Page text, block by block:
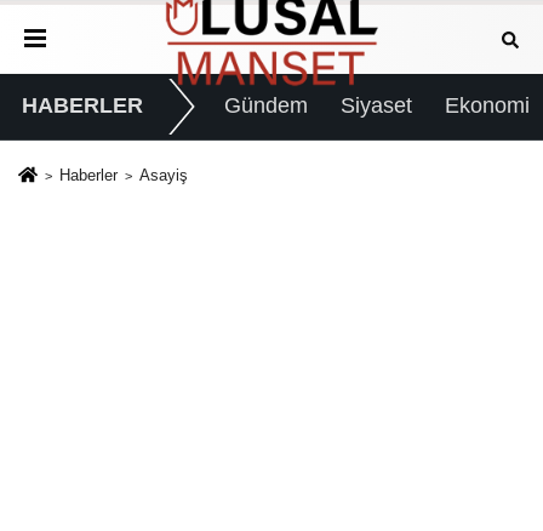
HABERLER Gündem Siyaset Ekonomi
Haberler Asayiş